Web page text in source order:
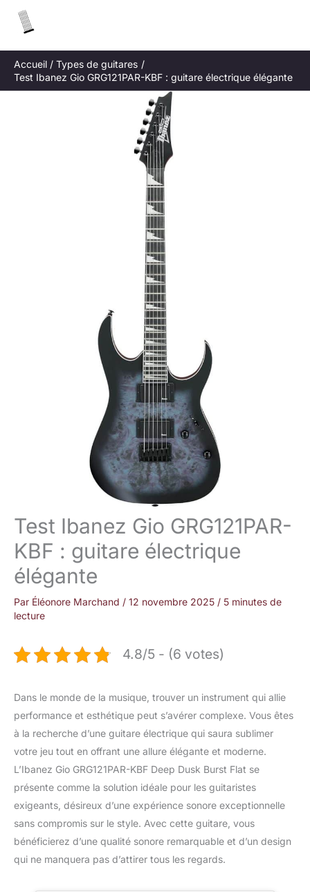
Accueil
Types de guitares
Test Ibanez Gio GRG121PAR-KBF : guitare électrique élégante
Test Ibanez Gio GRG121PAR-
KBF : guitare électrique
élégante
Par Éléonore Marchand / 12 novembre 2025 / 5 minutes de
lecture
4.8/5 - (6 votes)
Dans le monde de la musique, trouver un instrument qui allie
performance et esthétique peut s’avérer complexe. Vous êtes
à la recherche d’une guitare électrique qui saura sublimer
votre jeu tout en offrant une allure élégante et moderne.
L’Ibanez Gio GRG121PAR-KBF Deep Dusk Burst Flat se
présente comme la solution idéale pour les guitaristes
exigeants, désireux d’une expérience sonore exceptionnelle
sans compromis sur le style. Avec cette guitare, vous
bénéficierez d’une qualité sonore remarquable et d’un design
qui ne manquera pas d’attirer tous les regards.
h